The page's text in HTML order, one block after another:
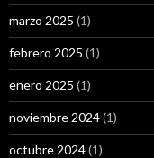
marzo 2025 (1)
febrero 2025 (1)
enero 2025 (1)
noviembre 2024(1)
octubre 2024(1)